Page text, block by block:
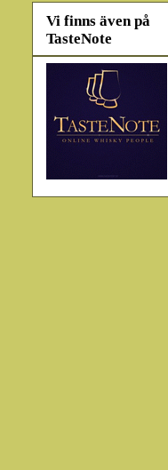
Vi finns även på
TasteNote